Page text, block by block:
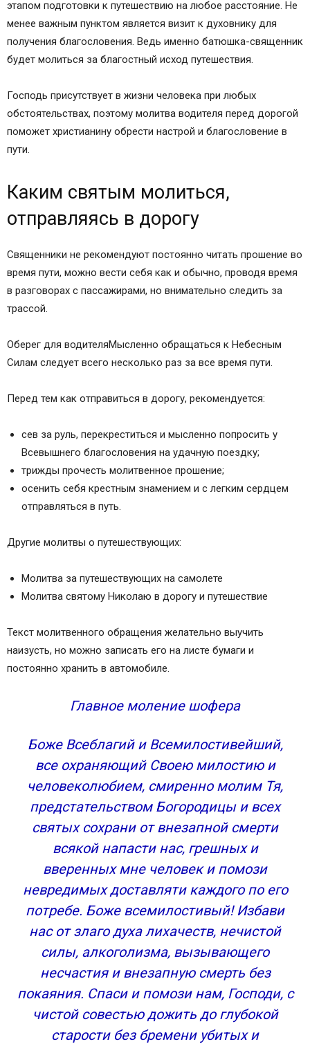
этапом подготовки к путешествию на любое расстояние. Не
менее важным пунктом является визит к духовнику для
получения благословения. Ведь именно батюшка-священник
будет молиться за благостный исход путешествия.
Господь присутствует в жизни человека при любых
обстоятельствах, поэтому молитва водителя перед дорогой
поможет христианину обрести настрой и благословение в
пути.
Каким святым молиться,
отправляясь в дорогу
Священники не рекомендуют постоянно читать прошение во
время пути, можно вести себя как и обычно, проводя время
в разговорах с пассажирами, но внимательно следить за
трассой.
Оберег для водителяМысленно обращаться к Небесным
Силам следует всего несколько раз за все время пути.
Перед тем как отправиться в дорогу, рекомендуется:
сев за руль, перекреститься и мысленно попросить у
Всевышнего благословения на удачную поездку;
трижды прочесть молитвенное прошение;
осенить себя крестным знамением и с легким сердцем
отправляться в путь.
Другие молитвы о путешествующих:
Молитва за путешествующих на самолете
Молитва святому Николаю в дорогу и путешествие
Текст молитвенного обращения желательно выучить
наизусть, но можно записать его на листе бумаги и
постоянно хранить в автомобиле.
Главное моление шофера
Боже Всеблагий и Всемилостивейший,
все охраняющий Своею милостию и
человеколюбием, смиренно молим Тя,
предстательством Богородицы и всех
святых сохрани от внезапной смерти
всякой напасти нас, грешных и
вверенных мне человек и помози
невредимых доставляти каждого по его
потребе. Боже всемилостивый! Избави
нас от злаго духа лихачеств, нечистой
силы, алкоголизма, вызывающего
несчастия и внезапную смерть без
покаяния. Спаси и помози нам, Господи, с
чистой совестью дожить до глубокой
старости без бремени убитых и